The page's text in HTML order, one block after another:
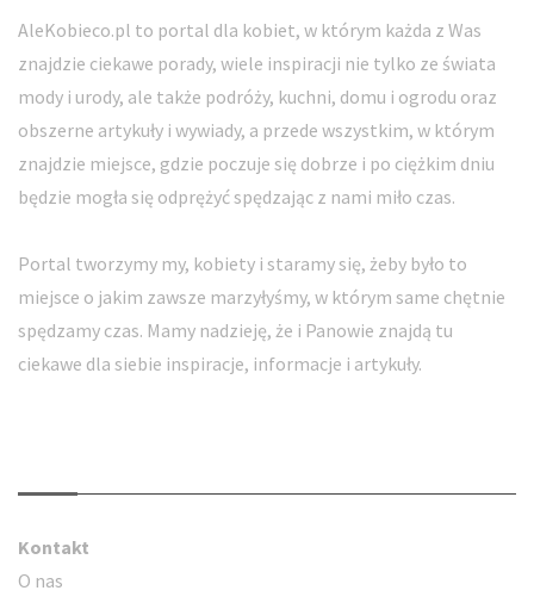
AleKobieco.pl to portal dla kobiet, w którym każda z Was
znajdzie ciekawe porady, wiele inspiracji nie tylko ze świata
mody i urody, ale także podróży, kuchni, domu i ogrodu oraz
obszerne artykuły i wywiady, a przede wszystkim, w którym
znajdzie miejsce, gdzie poczuje się dobrze i po ciężkim dniu
będzie mogła się odprężyć spędzając z nami miło czas.
Portal tworzymy my, kobiety i staramy się, żeby było to
miejsce o jakim zawsze marzyłyśmy, w którym same chętnie
spędzamy czas. Mamy nadzieję, że i Panowie znajdą tu
ciekawe dla siebie inspiracje, informacje i artykuły.
Kontakt
O nas